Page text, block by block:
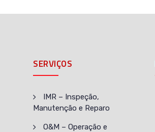
SERVIÇOS
IMR – Inspeção,
Manutenção e Reparo
O&M – Operação e